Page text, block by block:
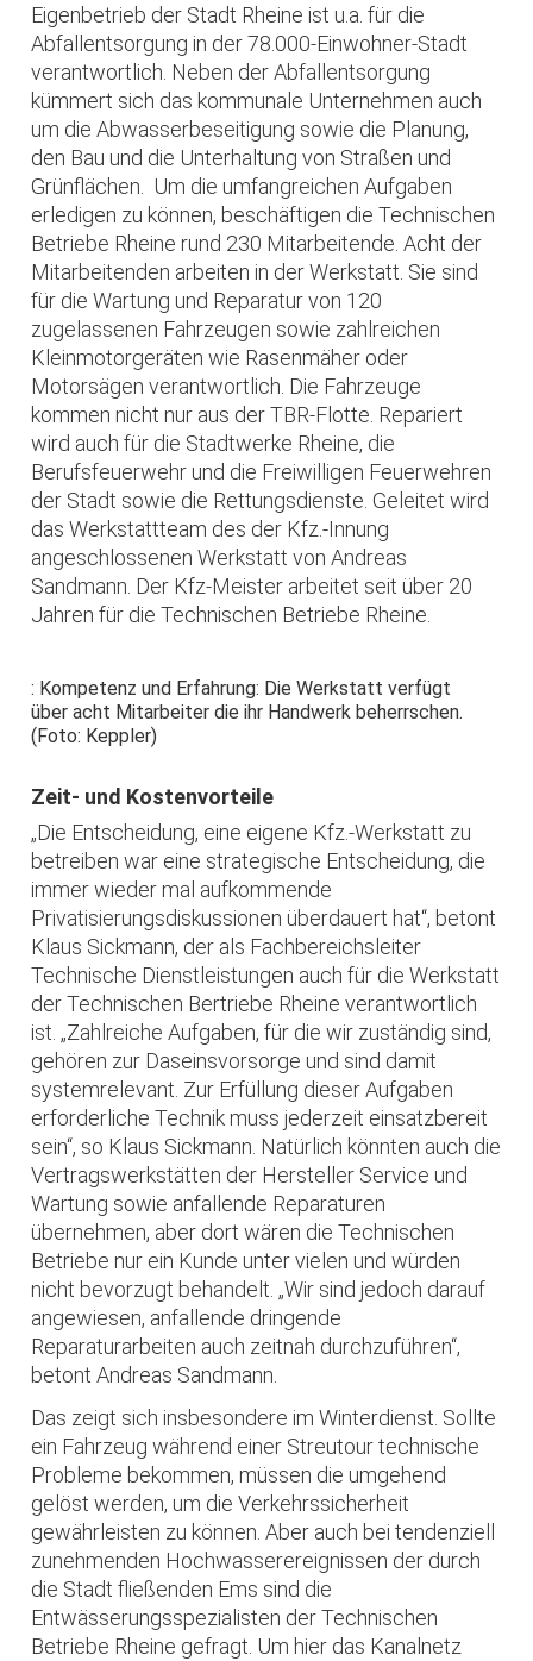
Eigenbetrieb der Stadt Rheine ist u.a. für die
Abfallentsorgung in der 78.000-Einwohner-Stadt
verantwortlich. Neben der Abfallentsorgung
kümmert sich das kommunale Unternehmen auch
um die Abwasserbeseitigung sowie die Planung,
den Bau und die Unterhaltung von Straßen und
Grünflächen. Um die umfangreichen Aufgaben
erledigen zu können, beschäftigen die Technischen
Betriebe Rheine rund 230 Mitarbeitende. Acht der
Mitarbeitenden arbeiten in der Werkstatt. Sie sind
für die Wartung und Reparatur von 120
zugelassenen Fahrzeugen sowie zahlreichen
Kleinmotorgeräten wie Rasenmäher oder
Motorsägen verantwortlich. Die Fahrzeuge
kommen nicht nur aus der TBR-Flotte. Repariert
wird auch für die Stadtwerke Rheine, die
Berufsfeuerwehr und die Freiwilligen Feuerwehren
der Stadt sowie die Rettungsdienste. Geleitet wird
das Werkstattteam des der Kfz.-Innung
angeschlossenen Werkstatt von Andreas
Sandmann. Der Kfz-Meister arbeitet seit über 20
Jahren für die Technischen Betriebe Rheine.
: Kompetenz und Erfahrung: Die Werkstatt verfügt
über acht Mitarbeiter die ihr Handwerk beherrschen.
(Foto: Keppler)
Zeit- und Kostenvorteile
„Die Entscheidung, eine eigene Kfz.-Werkstatt zu
betreiben war eine strategische Entscheidung, die
immer wieder mal aufkommende
Privatisierungsdiskussionen überdauert hat“, betont
Klaus Sickmann, der als Fachbereichsleiter
Technische Dienstleistungen auch für die Werkstatt
der Technischen Bertriebe Rheine verantwortlich
ist. „Zahlreiche Aufgaben, für die wir zuständig sind,
gehören zur Daseinsvorsorge und sind damit
systemrelevant. Zur Erfüllung dieser Aufgaben
erforderliche Technik muss jederzeit einsatzbereit
sein“, so Klaus Sickmann. Natürlich könnten auch die
Vertragswerkstätten der Hersteller Service und
Wartung sowie anfallende Reparaturen
übernehmen, aber dort wären die Technischen
Betriebe nur ein Kunde unter vielen und würden
nicht bevorzugt behandelt. „Wir sind jedoch darauf
angewiesen, anfallende dringende
Reparaturarbeiten auch zeitnah durchzuführen“,
betont Andreas Sandmann.
Das zeigt sich insbesondere im Winterdienst. Sollte
ein Fahrzeug während einer Streutour technische
Probleme bekommen, müssen die umgehend
gelöst werden, um die Verkehrssicherheit
gewährleisten zu können. Aber auch bei tendenziell
zunehmenden Hochwasserereignissen der durch
die Stadt fließenden Ems sind die
Entwässerungsspezialisten der Technischen
Betriebe Rheine gefragt. Um hier das Kanalnetz